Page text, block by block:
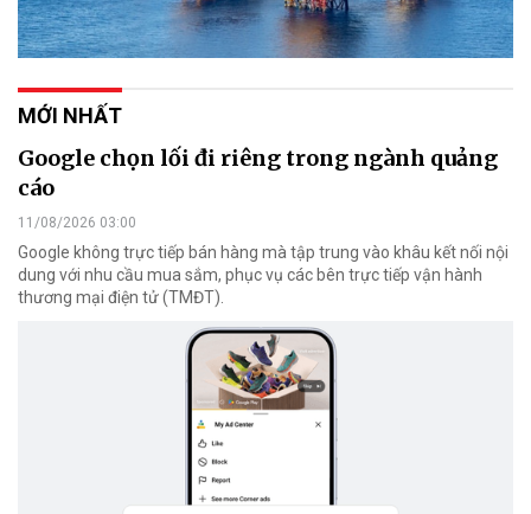
MỚI NHẤT
Google chọn lối đi riêng trong ngành quảng
cáo
11/08/2026 03:00
Google không trực tiếp bán hàng mà tập trung vào khâu kết nối nội
dung với nhu cầu mua sắm, phục vụ các bên trực tiếp vận hành
thương mại điện tử (TMĐT).